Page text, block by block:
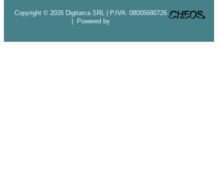
Copyright © 2026 Digitarca SRL | P.IVA: 08005680726
| Powered by